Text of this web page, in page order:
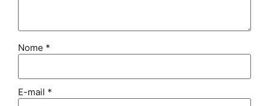
Nome *
E-mail *